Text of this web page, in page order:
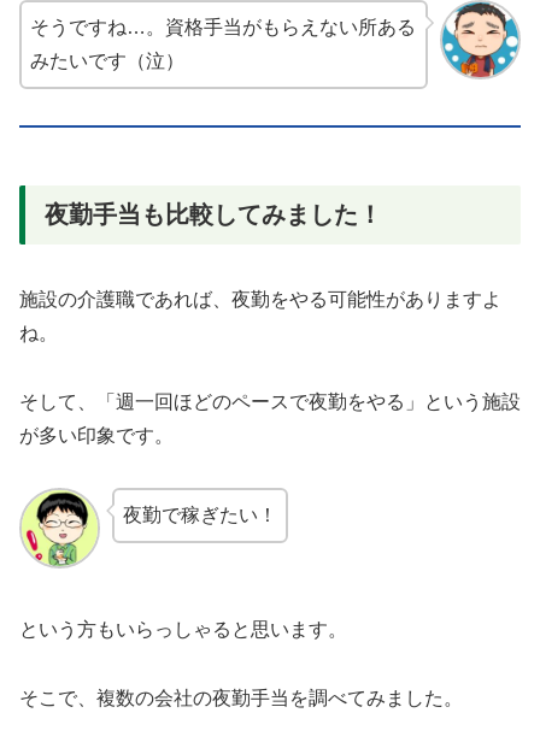
そうですね…。資格手当がもらえない所ある
みたいです（泣）
夜勤手当も比較してみました！
施設の介護職であれば、夜勤をやる可能性がありますよ
ね。
そして、「週一回ほどのペースで夜勤をやる」という施設
が多い印象です。
夜勤で稼ぎたい！
という方もいらっしゃると思います。
そこで、複数の会社の夜勤手当を調べてみました。